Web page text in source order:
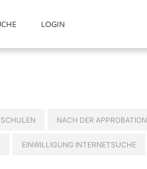
LOGIN
NACH DER APPROBATION
EINWILLIGUNG INTERNETSUCHE